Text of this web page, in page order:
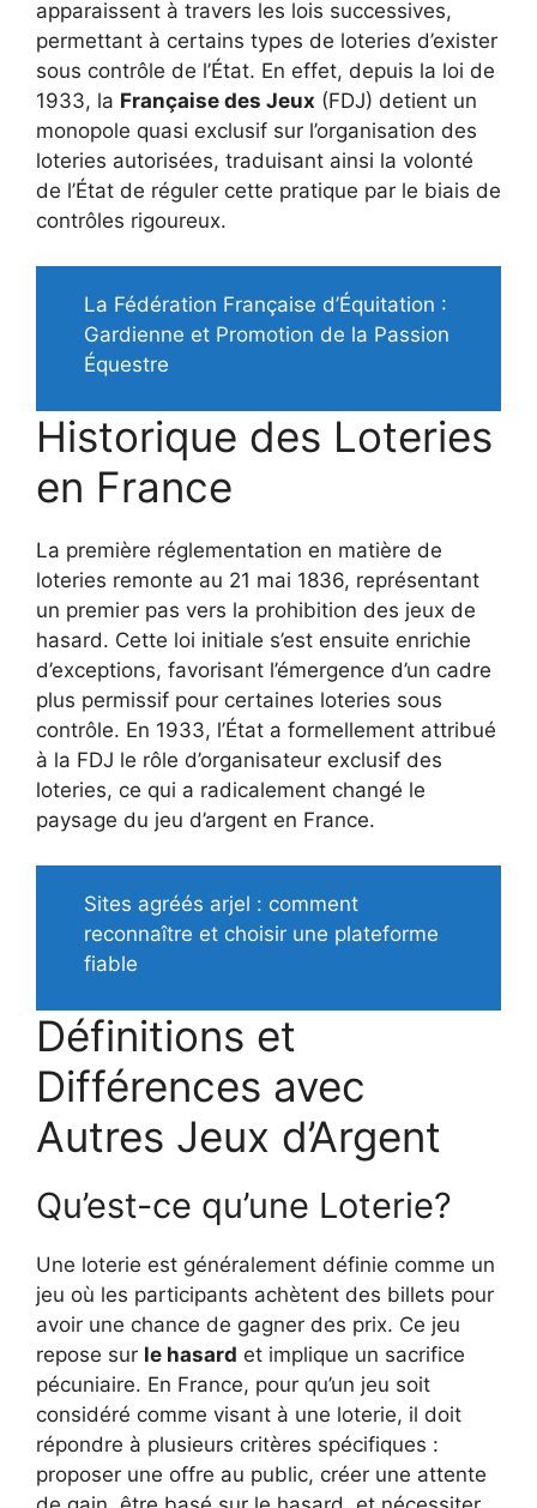
apparaissent à travers les lois successives,
permettant à certains types de loteries d’exister
sous contrôle de l’État. En effet, depuis la loi de
1933, la Française des Jeux (FDJ) detient un
monopole quasi exclusif sur l’organisation des
loteries autorisées, traduisant ainsi la volonté
de l’État de réguler cette pratique par le biais de
contrôles rigoureux.
La Fédération Française d’Équitation :
Gardienne et Promotion de la Passion
Équestre
Historique des Loteries
en France
La première réglementation en matière de
loteries remonte au 21 mai 1836, représentant
un premier pas vers la prohibition des jeux de
hasard. Cette loi initiale s’est ensuite enrichie
d’exceptions, favorisant l’émergence d’un cadre
plus permissif pour certaines loteries sous
contrôle. En 1933, l’État a formellement attribué
à la FDJ le rôle d’organisateur exclusif des
loteries, ce qui a radicalement changé le
paysage du jeu d’argent en France.
Sites agréés arjel : comment
reconnaître et choisir une plateforme
fiable
Définitions et
Différences avec
Autres Jeux d’Argent
Qu’est-ce qu’une Loterie?
Une loterie est généralement définie comme un
jeu où les participants achètent des billets pour
avoir une chance de gagner des prix. Ce jeu
repose sur le hasard et implique un sacrifice
pécuniaire. En France, pour qu’un jeu soit
considéré comme visant à une loterie, il doit
répondre à plusieurs critères spécifiques :
proposer une offre au public, créer une attente